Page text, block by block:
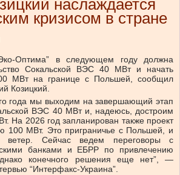
наслаждается
кризисом в стране
Оптима” в следующем году должна
Сокальской ВЭС 40 МВт и начать
МВт на границе с Польшей, сообщил
Козицкий.
года мы выходим на завершающий этап
ВЭС 40 МВт и, надеюсь, достроим
На 2026 год запланирован также проект
100 МВт. Это приграничье с Польшей, и
ветер. Сейчас ведем переговоры с
банками и ЕБРР по привлечению
конечного решения еще нет”, —
“Интерфакс-Украина”.